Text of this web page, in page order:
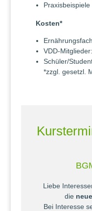
Kosten*
VDD-
Schüler/
*zzgl. gesetzl.
Liebe
die
Bei Interesse